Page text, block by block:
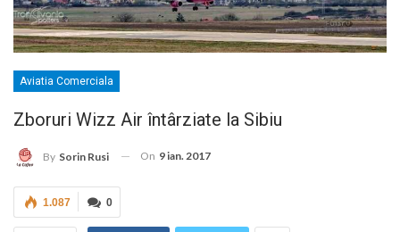
Aviatia Comerciala
Zboruri Wizz Air întârziate la Sibiu
By Sorin Rusi On 9 ian. 2017
0
1.087